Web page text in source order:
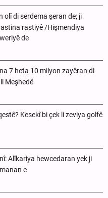
olî di serdema şeran de; ji
rastiyê /Hişmendiya
de
7 heta 10 milyon zayêran di
Meşhedê
Kesekî bi çek li zeviya golfê
Alîkariya hewcedaran yek ji
e